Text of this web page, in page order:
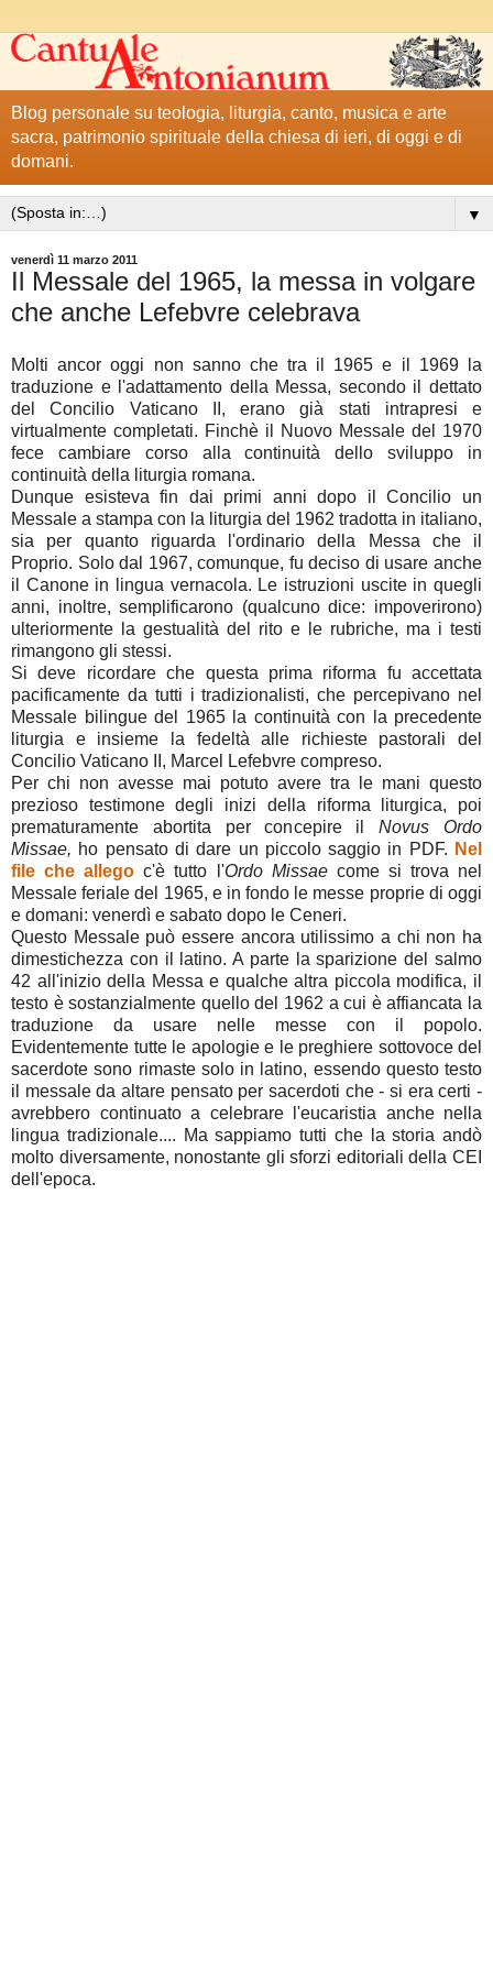
Blog personale su teologia, liturgia, canto, musica e arte
sacra, patrimonio spirituale della chiesa di ieri, di oggi e di
domani.
▼
venerdì 11 marzo 2011
Il Messale del 1965, la messa in volgare
che anche Lefebvre celebrava
Molti ancor oggi non sanno che tra il 1965 e il 1969 la
traduzione e l'adattamento della Messa, secondo il dettato
del Concilio Vaticano II, erano già stati intrapresi e
virtualmente completati. Finchè il Nuovo Messale del 1970
fece cambiare corso alla continuità dello sviluppo in
continuità della liturgia romana.
Dunque esisteva fin dai primi anni dopo il Concilio un
Messale a stampa con la liturgia del 1962 tradotta in italiano,
sia per quanto riguarda l'ordinario della Messa che il
Proprio. Solo dal 1967, comunque, fu deciso di usare anche
il Canone in lingua vernacola. Le istruzioni uscite in quegli
anni, inoltre, semplificarono (qualcuno dice: impoverirono)
ulteriormente la gestualità del rito e le rubriche, ma i testi
rimangono gli stessi.
Si deve ricordare che questa prima riforma fu accettata
pacificamente da tutti i tradizionalisti, che percepivano nel
Messale bilingue del 1965 la continuità con la precedente
liturgia e insieme la fedeltà alle richieste pastorali del
Concilio Vaticano II, Marcel Lefebvre compreso.
Per chi non avesse mai potuto avere tra le mani questo
prezioso testimone degli inizi della riforma liturgica, poi
prematuramente abortita per concepire ilNovus Ordo
Missae, ho pensato di dare un piccolo saggio in PDF. Nel
file che allego c'è tutto l'Ordo Missaecome si trova nel
Messale feriale del 1965, e in fondo le messe proprie di oggi
e domani: venerdì e sabato dopo le Ceneri.
Questo Messale può essere ancora utilissimo a chi non ha
dimestichezza con il latino. A parte la sparizione del salmo
42 all'inizio della Messa e qualche altra piccola modifica, il
testo è sostanzialmente quello del 1962 a cui è affiancata la
traduzione da usare nelle messe con il popolo.
Evidentemente tutte le apologie e le preghiere sottovoce del
sacerdote sono rimaste solo in latino, essendo questo testo
il messale da altare pensato per sacerdoti che - si era certi -
avrebbero continuato a celebrare l'eucaristia anche nella
lingua tradizionale.... Ma sappiamo tutti che la storia andò
molto diversamente, nonostante gli sforzi editoriali della CEI
dell'epoca.